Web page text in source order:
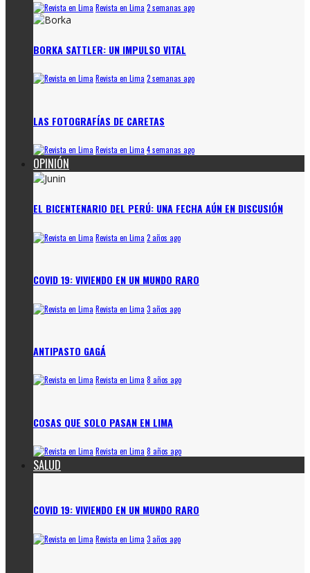
Revista en Lima 2 semanas ago
BORKA SATTLER: UN IMPULSO VITAL
Revista en Lima 2 semanas ago
LAS FOTOGRAFÍAS DE CARETAS
Revista en Lima 4 semanas ago
OPINIÓN
EL BICENTENARIO DEL PERÚ: UNA FECHA AÚN EN DISCUSIÓN
Revista en Lima 2 años ago
COVID 19: VIVIENDO EN UN MUNDO RARO
Revista en Lima 3 años ago
ANTIPASTO GAGÁ
Revista en Lima 8 años ago
COSAS QUE SOLO PASAN EN LIMA
Revista en Lima 8 años ago
SALUD
COVID 19: VIVIENDO EN UN MUNDO RARO
Revista en Lima 3 años ago